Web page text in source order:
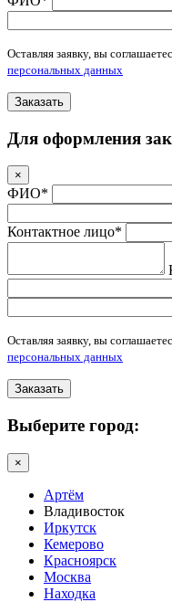
Оставляя заявку, вы
персональных данных
Заказать
Для оформления
×
ФИО*
Контактное лицо*
Оставляя заявку, вы
персональных данных
Заказать
Выберите город:
×
Артём
Владивосток
Иркутск
Кемерово
Красноярск
Москва
Находка